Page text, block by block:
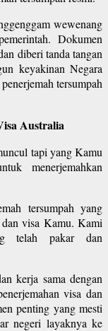
wewenang
Dokumen
diberi tanda tangan
keyakinan Negara
tersumpah
Australia
tapi yang Kamu
menerjemahkan
tersumpah yang
visa Kamu. Kami
telah pakar dan
kerja sama dengan
visa dan
penting yang mesti
negeri layaknya ke